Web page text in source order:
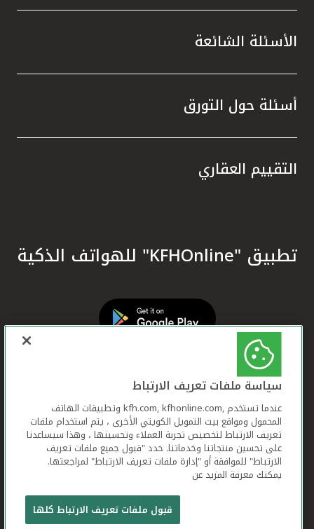
الأسئلة الشائعة
أسئلة حول التورق
التقييم العقاري
تطبيق "KFHOnline" للهواتف الذكية
بيت التمويل الكويتي جميع الحقوق محفوظة © 2026
سياسة ملفات تعريف الارتباط
عندما تستخدم ,kfh.com, kfhonline.com وتطبيقات الهاتف
المحمول ومواقع بيت التمويل الكويتي الأخرى ، يتم استخدام ملفات
تعريف الارتباط لتخصيص تجربة العملاء وتحسينها ، وهذا سيساعدنا
على تحسين منتجاتنا وخدماتنا. حدد "قبول جميع ملفات تعريف
الارتباط" للموافقة أو "إدارة ملفات تعريف الارتباط" لمراجعتها.
يمكنك معرفة المزيد عن
قبول ملفات تعريف الارتباط كلها